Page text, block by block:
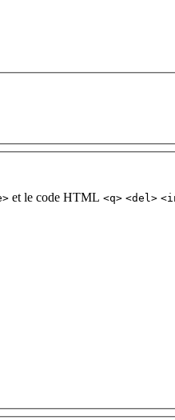
et le code HTML <q> <del>